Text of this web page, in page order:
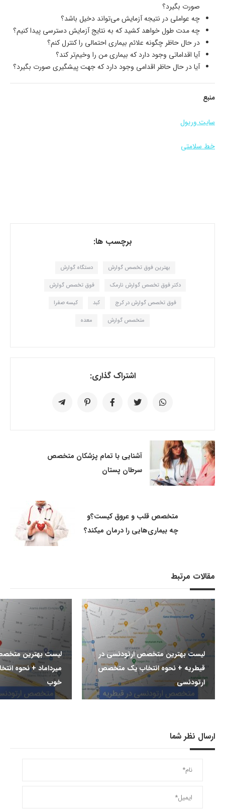
صورت بگیرد؟
چه عواملی در نتیجه آزمایش می‌تواند دخیل باشد؟
چه مدت طول خواهد کشید که به نتایج آزمایش دسترسی پیدا کنیم؟
در حال حاظر چگونه علائم بیماری احتمالی را کنترل کنم؟
آیا اقداماتی وجود دارد که بیماری من را وخیم‌تر کند؟
آیا در حال حاظر اقدامی وجود دارد که جهت پیشگیری صورت بگیرد؟
منبع
سایت وریول
خط سلامتی
برچسب ها:
بهترین فوق تخصص گوارش دستگاه گوارش
دکتر فوق تخصص گوارش نارمک فوق تخصص گوارش
فوق تخصص گوارش در کرج کبد کیسه صفرا
متخصص گوارش معده
اشتراک گذاری:
آشنایی با تمام پزشکان متخصص
سرطان پستان
متخصص قلب و عروق کیست؟و
چه بیماری‌هایی را درمان میکند؟
مقالات مرتبط
لیست بهترین متخصص ارتودنسی در
قیطریه + نحوه انتخاب یک متخصص
ارتودنسی
لیست بهترین
میرداماد + نحوه
خوب
ارسال نظر شما